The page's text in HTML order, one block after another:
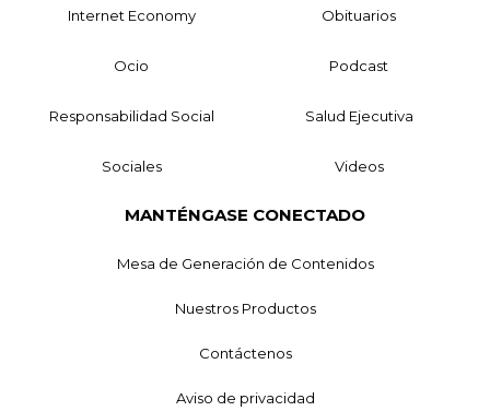
Internet Economy Obituarios
Ocio Podcast
Responsabilidad Social Salud Ejecutiva
Sociales Videos
MANTÉNGASE CONECTADO
Mesa de Generación de Contenidos
Nuestros Productos
Contáctenos
Aviso de privacidad